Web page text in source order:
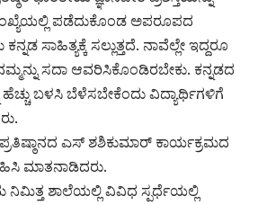
ಪಡೆದುಕೊಂಡ ಅಪರೂಪದ
ಸಾಹಿತ್ಯಕ್ಕೆ ಸಲ್ಲುತ್ತದೆ. ನಾವೆಲ್ಲೇ ಇದ್ದರೂ
ಸದಾ ಆವರಿಸಿಕೊಂಡಿರಬೇಕು. ಕನ್ನಡದ
ಹೆಚ್ಚು ಬಳಸಿ ಬೆಳೆಸಬೇಕೆಂದು ವಿದ್ಯಾರ್ಥಿಗಳಿಗೆ
ಎಸ್ ಶಶಿಕುಮಾರ್ ಕಾರ್ಯಕ್ರಮದ
ಮಾತನಾಡಿದರು.
ನಿಮಿತ್ತ ಶಾಲೆಯಲ್ಲಿ ವಿವಿಧ ಸ್ಪರ್ಧೆಯಲ್ಲಿ